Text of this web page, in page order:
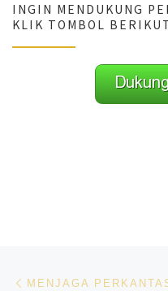
INGIN MENDUKUNG
KLIK TOMBOL
Navigasi pos
MENJAGA